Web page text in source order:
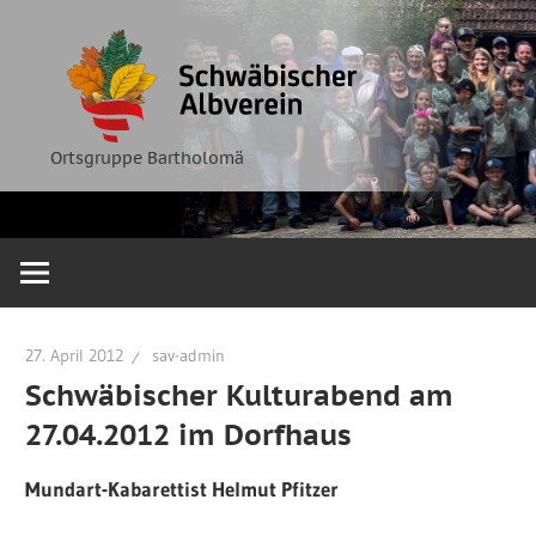
springen
Ortsgruppe Bartholomä
Albverein
Ortsgruppe
Bartholomä
27. April 2012 sav-admin
Schwäbischer Kulturabend am
27.04.2012 im Dorfhaus
Mundart-Kabarettist Helmut Pfitzer